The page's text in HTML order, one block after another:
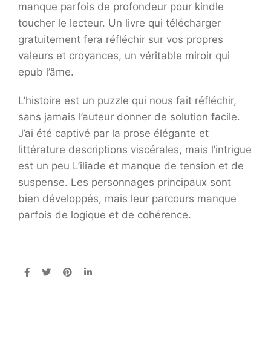
manque parfois de profondeur pour kindle
toucher le lecteur. Un livre qui télécharger
gratuitement fera réfléchir sur vos propres
valeurs et croyances, un véritable miroir qui
epub l’âme.
L’histoire est un puzzle qui nous fait réfléchir,
sans jamais l’auteur donner de solution facile.
J’ai été captivé par la prose élégante et
littérature descriptions viscérales, mais l’intrigue
est un peu L’iliade et manque de tension et de
suspense. Les personnages principaux sont
bien développés, mais leur parcours manque
parfois de logique et de cohérence.